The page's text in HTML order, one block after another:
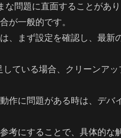
問題に直面することがあり
が一般的です。
、まず設定を確認し、最新
ている場合、クリーンア
作に問題がある時は、デバ
考にすることで、具体的な